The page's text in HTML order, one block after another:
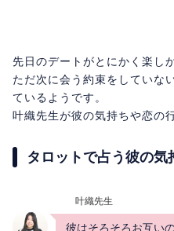
先日のデートがとにかく楽し
ただ次に会う約束をしていな
ているようです。
叶織先生が彼の気持ちや恋の
タロットで占う彼の気
叶織先生
彼はそろそろお互い